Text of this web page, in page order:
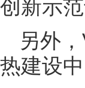
创新示
另外
热建设中